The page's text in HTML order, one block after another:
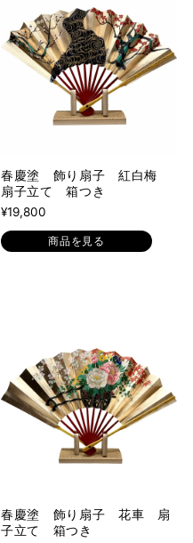
春慶塗 飾り扇子 紅白梅
扇子立て 箱つき
¥19,800
商品を見る
春慶塗 飾り扇子 花車 扇
子立て 箱つき